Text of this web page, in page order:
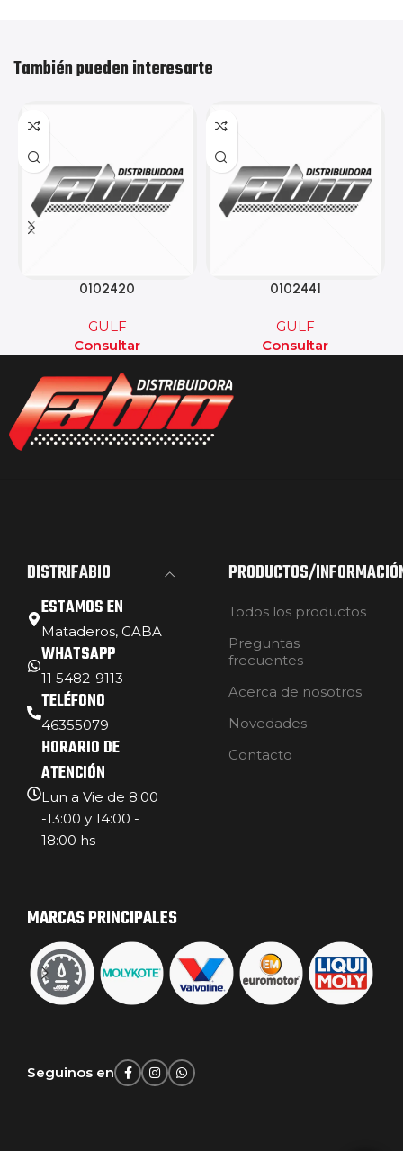
También pueden interesarte
0102420
GULF
Consultar
0102441
GULF
Consultar
DISTRIFABIO
ESTAMOS EN
Mataderos, CABA
WHATSAPP
11 5482-9113
TELÉFONO
46355079
HORARIO DE
ATENCIÓN
Lun a Vie de 8:00
-13:00 y 14:00 -
18:00 hs
PRODUCTOS/
Todos los productos
Preguntas
frecuentes
Acerca de nosotros
Novedades
Contacto
MARCAS PRINCIPALES
Seguinos en